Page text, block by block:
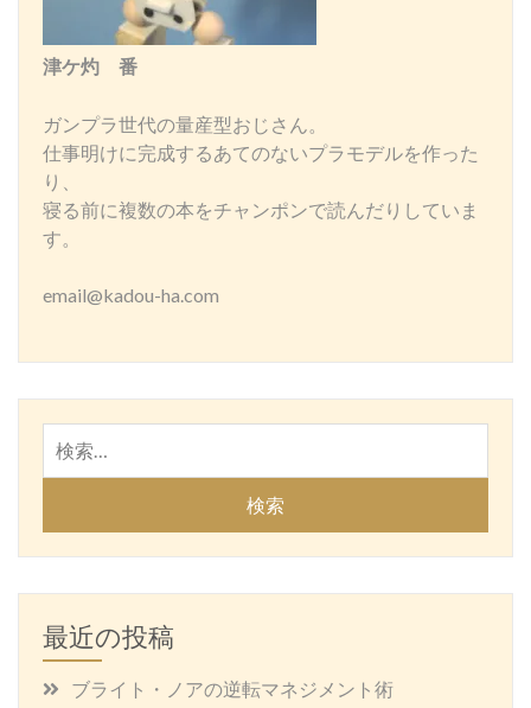
津ケ灼 番
ガンプラ世代の量産型おじさん。
仕事明けに完成するあてのないプラモデルを作った
り、
寝る前に複数の本をチャンポンで読んだりしていま
す。
email@kadou-ha.com
索:
最近の投稿
ブライト・ノアの逆転マネジメント術